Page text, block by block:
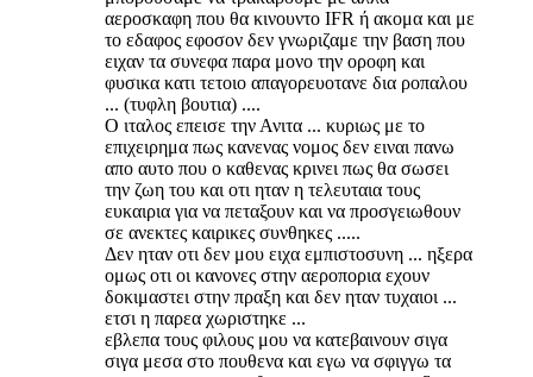
αεροσκαφη που θα κινουντο IFR ή ακομα και με
το εδαφος εφοσον δεν γνωριζαμε την βαση που
ειχαν τα συνεφα παρα μονο την οροφη και
φυσικα κατι τετοιο απαγορευοτανε δια ροπαλου
... (τυφλη βουτια) ....
Ο ιταλος επεισε την Ανιτα ... κυριως με το
επιχειρημα πως κανενας νομος δεν ειναι πανω
απο αυτο που ο καθενας κρινει πως θα σωσει
την ζωη του και οτι ηταν η τελευταια τους
ευκαιρια για να πεταξουν και να προσγειωθουν
σε ανεκτες καιρικες συνθηκες .....
Δεν ηταν οτι δεν μου ειχα εμπιστοσυνη ... ηξερα
ομως οτι οι κανονες στην αεροπορια εχουν
δοκιμαστει στην πραξη και δεν ηταν τυχαιοι ...
ετσι η παρεα χωριστηκε ...
εβλεπα τους φιλους μου να κατεβαινουν σιγα
σιγα μεσα στο πουθενα και εγω να σφιγγω τα